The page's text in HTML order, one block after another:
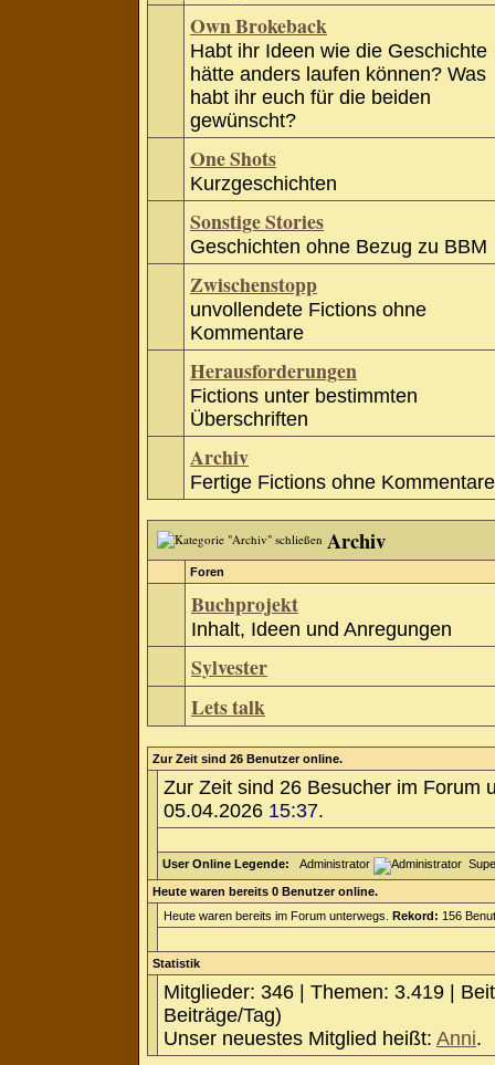
Own Brokeback
Habt ihr Ideen wie die Geschichte
hätte anders laufen können? Was
habt ihr euch für die beiden
gewünscht?
One Shots
Kurzgeschichten
Sonstige Stories
Geschichten ohne Bezug zu BBM
Zwischenstopp
unvollendete Fictions ohne
Kommentare
Herausforderungen
Fictions unter bestimmten
Überschriften
Archiv
Fertige Fictions ohne Kommentare
Archiv
Foren
Buchprojekt
Inhalt, Ideen und Anregungen
Sylvester
Lets talk
Zur Zeit sind 26 Benutzer online.
Zur Zeit sind 26 Besucher im Forum
05.04.2026 15:37.
User Online Legende: Administrator
Heute waren bereits 0 Benutzer online.
Heute waren bereits im Forum unterwegs. Rekord: 156
Statistik
Mitglieder: 346 | Themen: 3.419 |
Beiträge/Tag)
Unser neuestes Mitglied heißt: Anni.